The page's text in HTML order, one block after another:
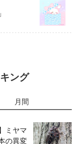
ング
月間
ミヤマ
の異変